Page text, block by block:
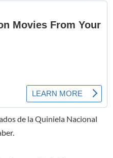
de la Quiniela Nacional